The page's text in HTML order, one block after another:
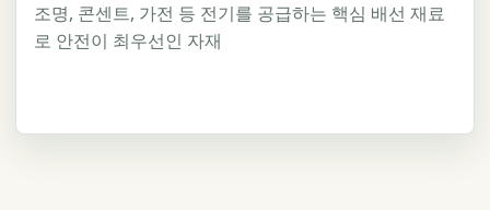
조명, 콘센트, 가전 등 전기를 공급하는 핵심 배선 재료
로 안전이 최우선인 자재